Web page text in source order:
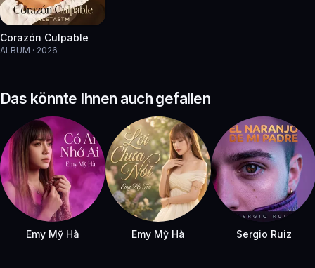
Corazón Culpable
ALBUM · 2026
Das könnte Ihnen auch gefallen
Emy Mỹ Hà Emy Mỹ Hà Sergio Ruiz